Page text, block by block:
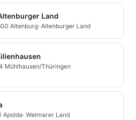
Land
Altenburg· Altenburger Land
Mühlhausen/Thüringen
Apolda· Weimarer Land